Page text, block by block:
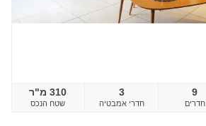
310 מ"ר
שטח הנכס
3
‎חדרי אמבטיה
9
חדרים